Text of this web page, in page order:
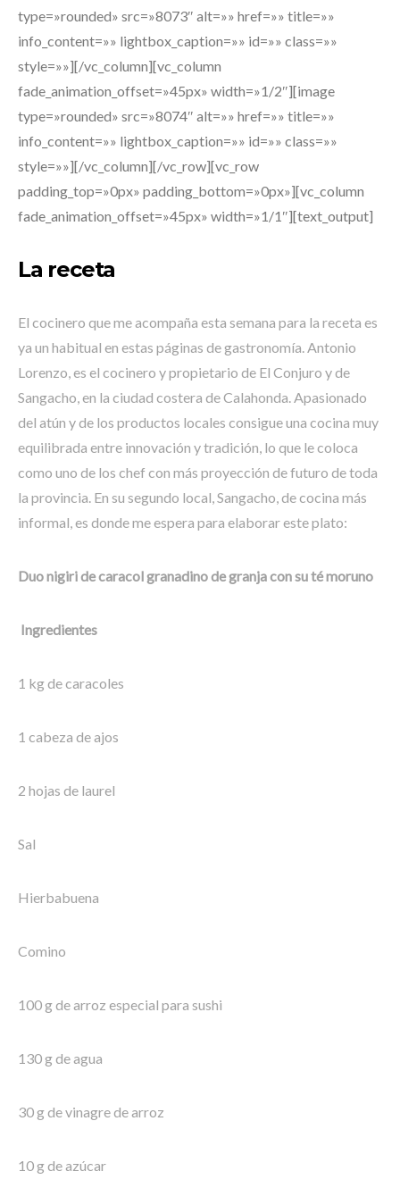
type=»rounded» src=»8073″ alt=»» href=»» title=»»
info_content=»» lightbox_caption=»» id=»» class=»»
style=»»][/vc_column][vc_column
fade_animation_offset=»45px» width=»1/2″][image
type=»rounded» src=»8074″ alt=»» href=»» title=»»
info_content=»» lightbox_caption=»» id=»» class=»»
style=»»][/vc_column][/vc_row][vc_row
padding_top=»0px» padding_bottom=»0px»][vc_column
fade_animation_offset=»45px» width=»1/1″][text_output]
La receta
El cocinero que me acompaña esta semana para la receta es
ya un habitual en estas páginas de gastronomía. Antonio
Lorenzo, es el cocinero y propietario de El Conjuro y de
Sangacho, en la ciudad costera de Calahonda. Apasionado
del atún y de los productos locales consigue una cocina muy
equilibrada entre innovación y tradición, lo que le coloca
como uno de los chef con más proyección de futuro de toda
la provincia. En su segundo local, Sangacho, de cocina más
informal, es donde me espera para elaborar este plato:
Duo nigiri de caracol granadino de granja con su té moruno
Ingredientes
1 kg de caracoles
1 cabeza de ajos
2 hojas de laurel
Sal
Hierbabuena
Comino
100 g de arroz especial para sushi
130 g de agua
30 g de vinagre de arroz
10 g de azúcar